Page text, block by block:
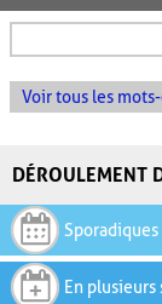
Voir tous les
DÉROULEMENT
Sporadiques
En plusieurs